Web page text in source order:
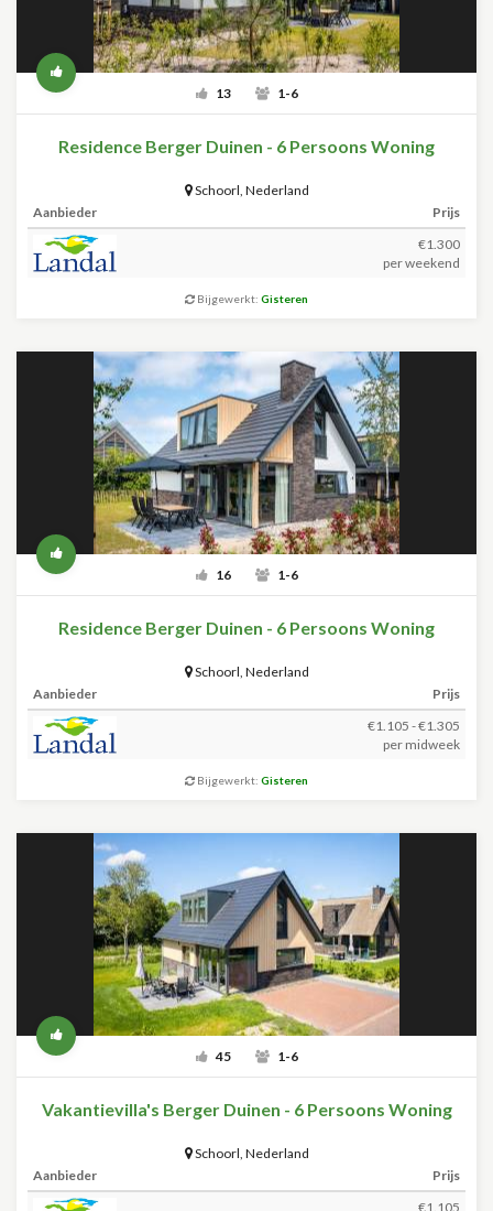
13 1-6
Residence Berger Duinen - 6 Persoons Woning
Schoorl, Nederland
Aanbieder
Prijs
€1.300
per weekend
Bijgewerkt: Gisteren
16 1-6
Residence Berger Duinen - 6 Persoons Woning
Schoorl, Nederland
Aanbieder
Prijs
€1.105 - €1.305
per midweek
Bijgewerkt: Gisteren
45 1-6
Vakantievilla's Berger Duinen - 6 Persoons Woning
Schoorl, Nederland
Aanbieder
Prijs
€1.105